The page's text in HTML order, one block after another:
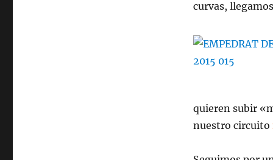
curvas,
quieren subir
nuestro circuito